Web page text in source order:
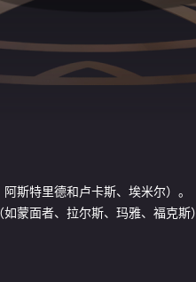
斯特里德和卢卡斯、埃米尔）。
蒙面者、拉尔斯、玛雅、福克斯）